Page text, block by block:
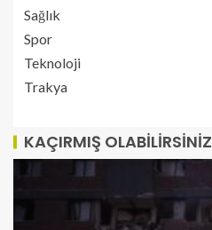
Sağlık
Spor
Teknoloji
Trakya
KAÇIRMIŞ OLABILIRSINIZ